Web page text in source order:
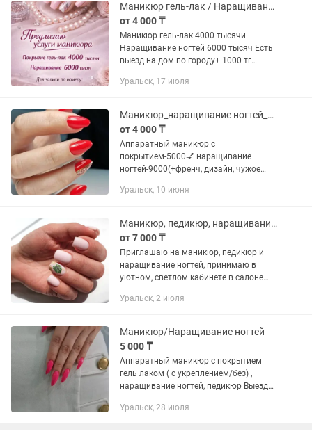
Маникюр гель-лак / Наращивание ногтей
от 4 000 ₸
Маникюр гель-лак 4000 тысячи
Наращивание ногтей 6000 тысяч Есть
выезд на дом по городу+ 1000 тг
моей работы с последующим
Уральск, 17 июля
Маникюр_наращивание ногтей_педикюр. Курсы
от 4 000 ₸
Аппаратный маникюр с
покрытием-5000💅 наращивание
ногтей-9000(+френч, дизайн, чужое
Педикюр с покрытием -6000 Обработка
Стерилизация...
Уральск, 10 июня
Маникюр, педикюр, наращивание ногтей
от 7 000 ₸
Приглашаю на маникюр, педикюр и
наращивание ногтей, принимаю в
уютном, светлом кабинете в салоне
безопасная процедура от опытного
Уральск, 2 июля
Маникюр/Наращивание ногтей
5 000 ₸
Аппаратный маникюр с покрытием
гель лаком ( с укреплением/без) ,
наращивание ногтей, педикюр Выезд
мастер
Уральск, 28 июля